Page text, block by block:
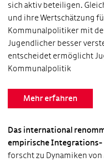
sich aktiv beteiligen.
und ihre Wertschätzung
Kommunalpolitiker mit
Jugendlicher besser
entscheidet ermöglicht
Kommunalpolitik
Mehr erfahren
Das international
empirische
forscht zu Dynamiken